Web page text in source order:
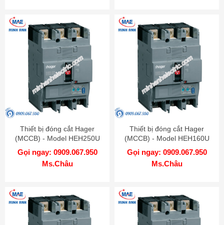
Thiết bị đóng cắt Hager
(MCCB) - Model HEH250U
Gọi ngay: 0909.067.950
Ms.Châu
Thiết bị đóng cắt Hager
(MCCB) - Model HEH160U
Gọi ngay: 0909.067.950
Ms.Châu